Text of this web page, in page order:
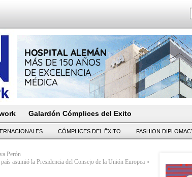
Galardón Cómplices del Exito
CÓMPLICES DEL ËXITO FASHION
Perón
asumió la Presidencia del Consejo de la Unión Europea »